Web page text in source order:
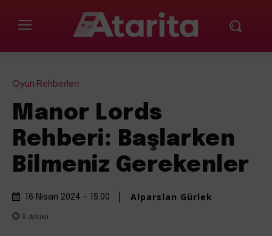
Oyun Rehberleri
Manor Lords
Rehberi: Başlarken
Bilmeniz Gerekenler
16 Nisan 2024 - 15:00 Alparslan Gürlek
8 dakika